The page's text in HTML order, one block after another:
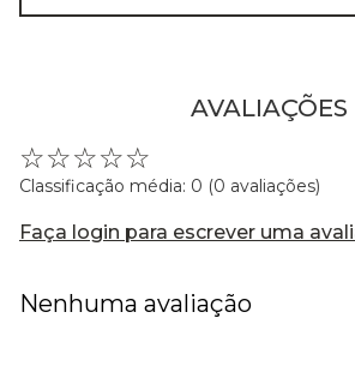
AVALIAÇÕES
☆☆☆☆☆
Classificação média: 0 (0 avaliações)
Faça login para escrever uma
Nenhuma avaliação